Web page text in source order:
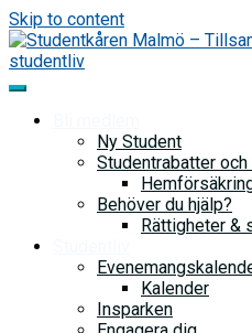
Skip to content
Ny Student
Studentrabatter
Behöver du hjälp?
Rättigheter &
Kalender
Insparken